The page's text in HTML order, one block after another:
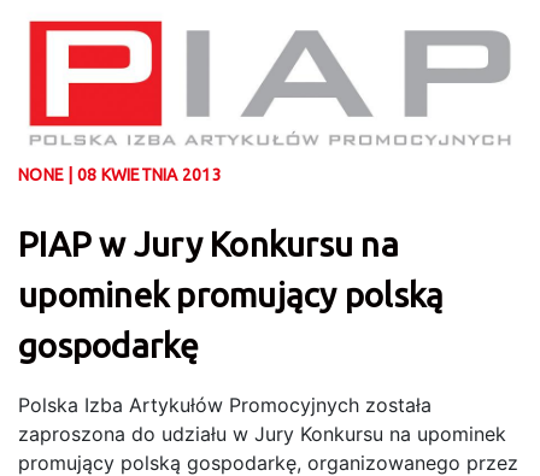
NONE | 08 KWIETNIA 2013
PIAP w Jury Konkursu na
upominek promujący polską
gospodarkę
Polska Izba Artykułów Promocyjnych została
zaproszona do udziału w Jury Konkursu na upominek
promujący polską gospodarkę, organizowanego przez